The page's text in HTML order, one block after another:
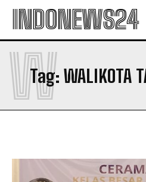
Kota Tasik
Company
Kota Tasik
Company
INDONEWS24
Tag: WALIKOTA
W